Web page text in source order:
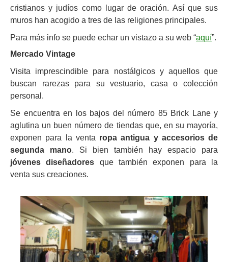
cristianos y judíos como lugar de oración. Así que sus
muros han acogido a tres de las religiones principales.
Para más info se puede echar un vistazo a su web “aquí”.
Mercado Vintage
Visita imprescindible para nostálgicos y aquellos que
buscan rarezas para su vestuario, casa o colección
personal.
Se encuentra en los bajos del número 85 Brick Lane y
aglutina un buen número de tiendas que, en su mayoría,
exponen para la venta ropa antigua y accesorios de
segunda mano. Si bien también hay espacio para
jóvenes diseñadores que también exponen para la
venta sus creaciones.